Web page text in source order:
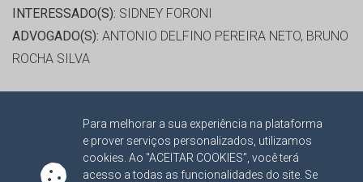
Para melhorar a sua experiência na plataforma
e prover serviços personalizados, utilizamos
cookies. Ao "ACEITAR COOKIES", você terá
acesso a todas as funcionalidades do site. Se
INTERESSADO(S): SIDNEY FORONI
ADVOGADO(S): ANTONIO DELFINO PEREIRA NETO, BRUNO
ROCHA SILVA
TC/5416/2013/001
RECURSO ORDINÁRIO 2013
PROTOCOLO:1966736